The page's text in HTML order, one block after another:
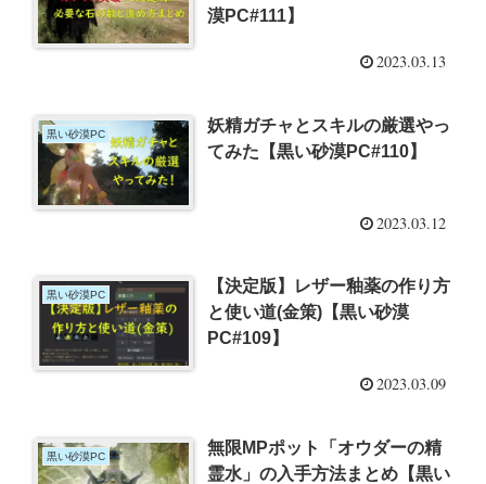
漠PC#111】
2023.03.13
黒い砂漠PC
妖精ガチャとスキルの厳選やっ
てみた【黒い砂漠PC#110】
2023.03.12
黒い砂漠PC
【決定版】レザー釉薬の作り方
と使い道(金策)【黒い砂漠
PC#109】
2023.03.09
黒い砂漠PC
無限MPポット「オウダーの精
霊水」の入手方法まとめ【黒い